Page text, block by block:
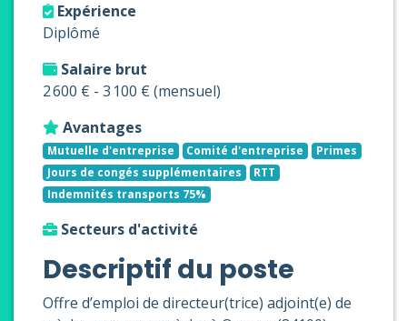
Expérience
Diplômé
Salaire brut
2 600 € - 3 100 € (mensuel)
Avantages
Mutuelle d'entreprise Comité d'entreprise
Primes
Jours de congés supplémentaires
RTT
Indemnités transports 75%
Secteurs d'activité
Descriptif du poste
Offre d’emploi de directeur(trice) adjoint(e) de